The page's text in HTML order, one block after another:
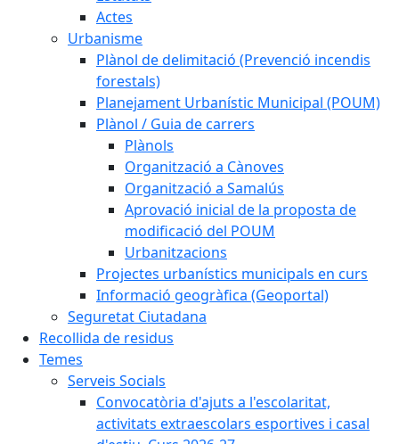
Actes
Urbanisme
Plànol de delimitació (Prevenció incendis
forestals)
Planejament Urbanístic Municipal (POUM)
Plànol / Guia de carrers
Plànols
Organització a Cànoves
Organització a Samalús
Aprovació inicial de la proposta de
modificació del POUM
Urbanitzacions
Projectes urbanístics municipals en curs
Informació geogràfica (Geoportal)
Seguretat Ciutadana
Recollida de residus
Temes
Serveis Socials
Convocatòria d'ajuts a l'escolaritat,
activitats extraescolars esportives i casal